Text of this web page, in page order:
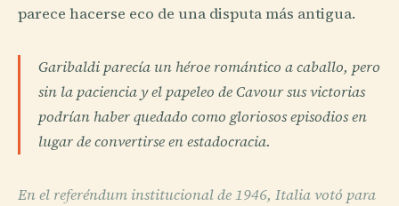
parece hacerse eco de una disputa más antigua.
Garibaldi parecía un héroe romántico a caballo, pero
sin la paciencia y el papeleo de Cavour sus victorias
podrían haber quedado como gloriosos episodios en
lugar de convertirse en estadocracia.
En el referéndum institucional de 1946, Italia votó para